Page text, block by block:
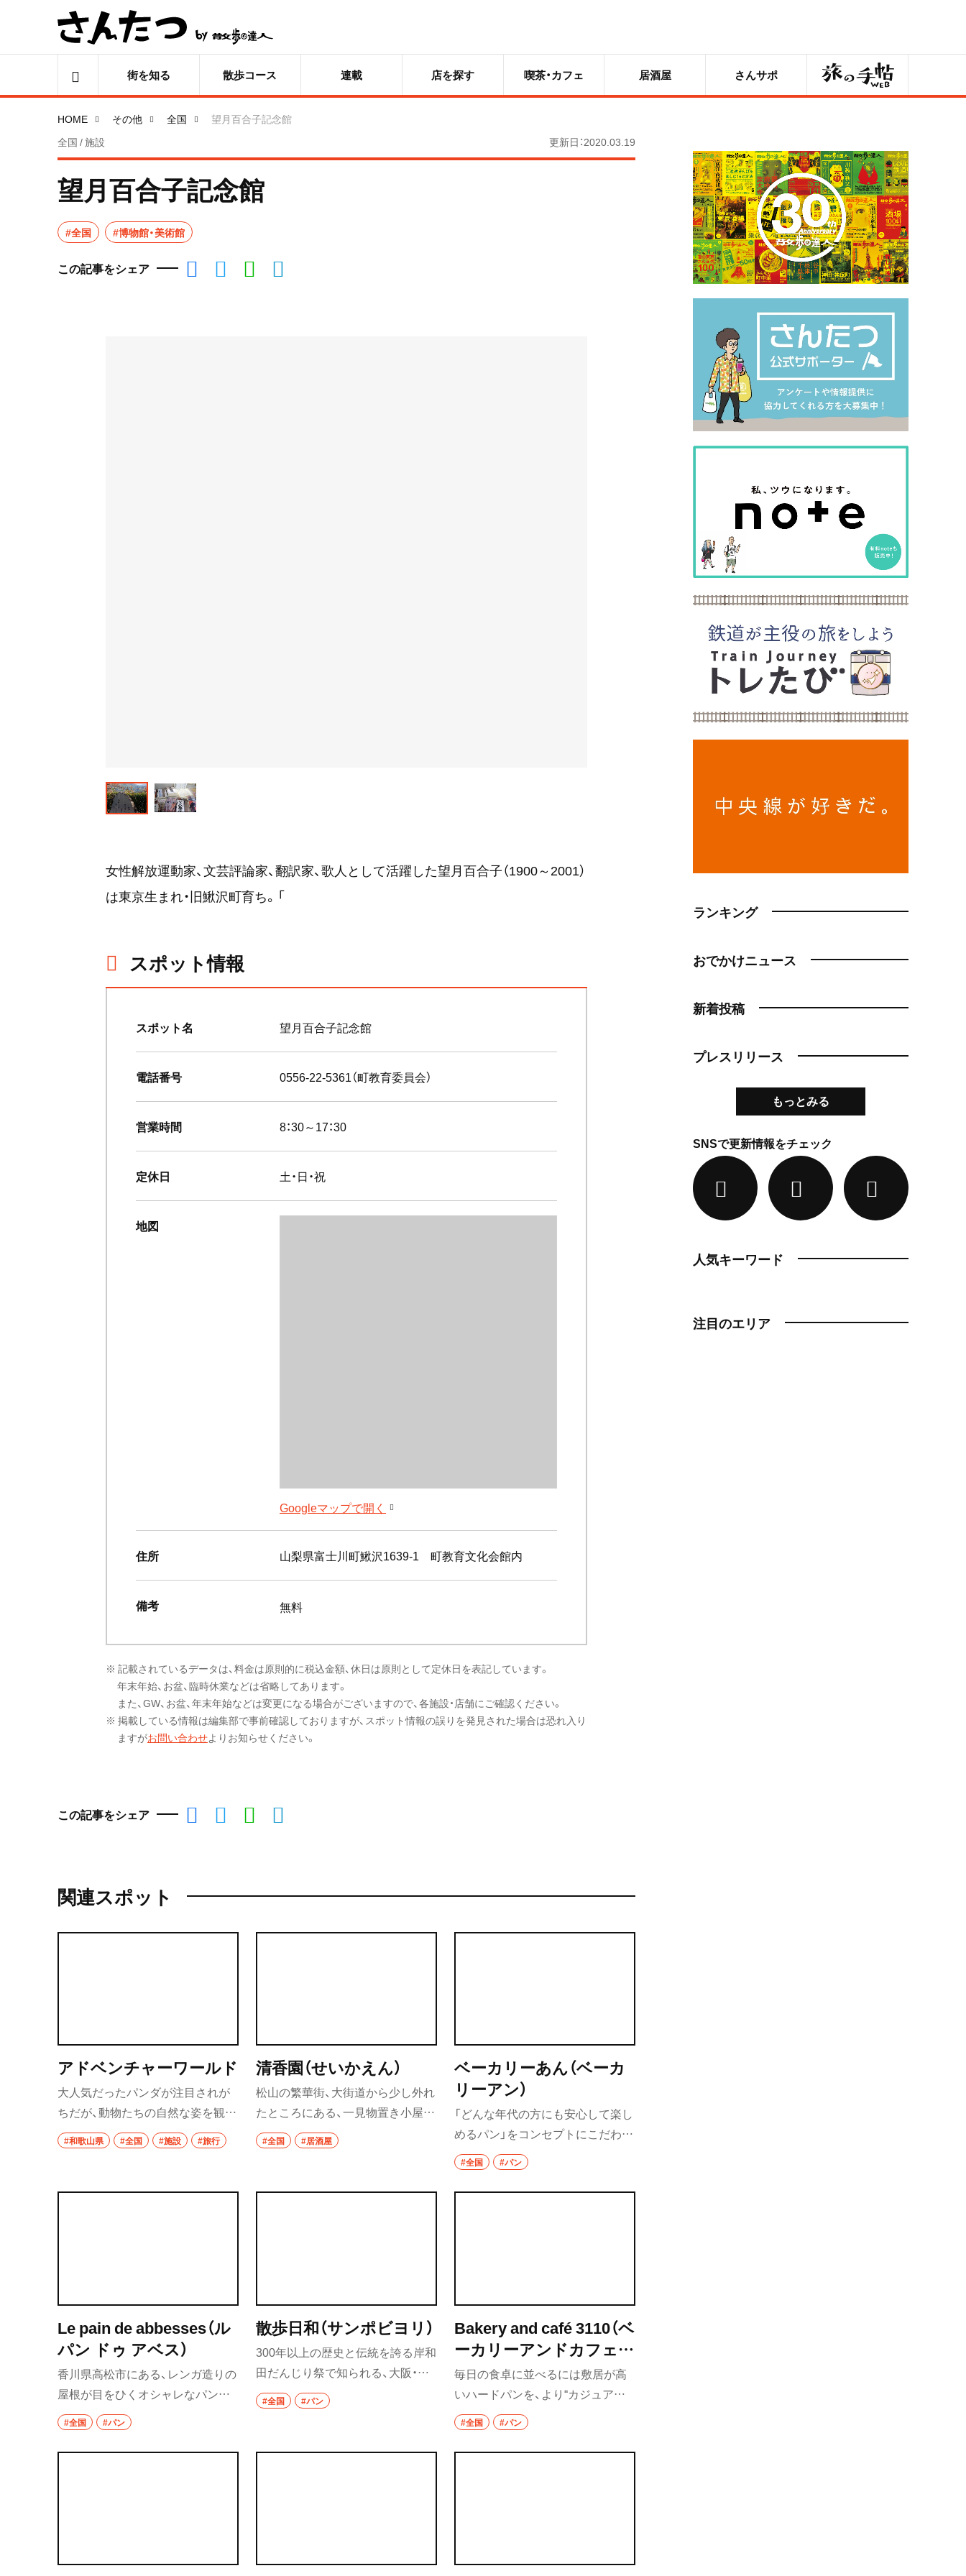
街を知る 散歩コース 連載 店を探す 喫茶・カフェ 居酒屋 さんサポ 旅の手帖
HOME その他 全国
望月百合子記念館
全国 / 施設
更新日：2020.03.19
望月百合子記念館
#全国 #博物館・美術館
この記事をシェア
女性解放運動家、文芸評論家、翻訳家、歌人として活躍した望月百合子（1900～2001）
は東京生まれ・旧鰍沢町育ち。「
スポット情報
スポット名 望月百合子記念館
電話番号 0556-22-5361（町教育委員会）
営業時間 8：30～17：30
定休日 土・日・祝
地図
Googleマップで開く
住所 山梨県富士川町鰍沢1639-1 町教育文化会館内
備考 無料
※ 記載されているデータは、料金は原則的に税込金額、休日は原則として定休日を表記しています。
年末年始、お盆、臨時休業などは省略してあります。
また、GW、お盆、年末年始などは変更になる場合がございますので、各施設・店舗にご確認ください。
※ 掲載している情報は編集部で事前確認しておりますが、スポット情報の誤りを発見された場合は恐れ入り
ますがお問い合わせよりお知らせください。
この記事をシェア
関連スポット
アドベンチャーワールド
大人気だったパンダが注目されが
ちだが、動物たちの自然な姿を観察
できる「サファリワールド」、マリン
ライブが楽しめる「マリンワール
#和歌山県 #全国 #施設 #旅行
清香園（せいかえん）
松山の繁華街、大街道から少し外れ
たところにある、一見物置き小屋の
ような外観の店。もつ煮込みは、一
般的なモツ肉に加え、フワ（牛の肺
胃袋にあるホルモン）など珍しい内
理をいただける。
#全国 #居酒屋
ベーカリーあん（ベーカ
リーアン）
「どんな年代の方にも安心して楽し
めるパン」をコンセプトにこだわり
の材料と製法で約70種類ものライ
ンナップを揃えるパン屋さん。食
パンやバゲットのほかに、子ども向
#全国 #パン
Le pain de abbesses（ル
パン ドゥ アベス）
香川県高松市にある、レンガ造りの
屋根が目をひくオシャレなパン屋
さん。小麦やバターなどの素材は
もちろん、見た目にもこだわった個
性的なパンをつくっています。香
#全国 #パン
散歩日和（サンポビヨリ）
300年以上の歴史と伝統を誇る岸和
田だんじり祭で知られる、大阪・岸
和田市にあるパン屋さん。国産小
麦を使った食パンやハード系パン、
パン好きが高じてパン屋になった
#全国 #パン
Bakery and café 3110（ベ
ーカリーアンドカフェサ
イトウ）
毎日の食卓に並べるには敷居が高
いハードパンを、より“カジュアル
に” 楽しめるパン屋さんが仙台にあ
る。有名店や数々のパン屋で経験
を積んだオーナーシェフが、自身の
#全国 #パン
ランキング
おでかけニュース
新着投稿
プレスリリース
もっとみる
SNSで更新情報をチェック
人気キーワード
注目のエリア